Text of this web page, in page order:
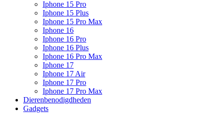
Iphone 15 Pro
Iphone 15 Plus
Iphone 15 Pro Max
Iphone 16
Iphone 16 Pro
Iphone 16 Plus
Iphone 16 Pro Max
Iphone 17
Iphone 17 Air
Iphone 17 Pro
Iphone 17 Pro Max
Dierenbenodigdheden
Gadgets